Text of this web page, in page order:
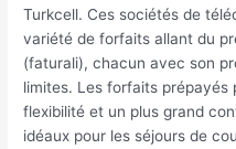
Turkcell. Ces sociétés de
variété de forfaits allant du
(faturali), chacun avec son
limites. Les forfaits prépayés
flexibilité et un plus grand
idéaux pour les séjours de